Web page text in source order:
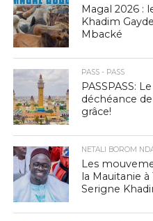
Magal 2026 :
Khadim
Mbacké
PASS - PASS
PASSPASS:
déchéance
grâce!
NETALI BOROM
Les
la Mauitanie
Serigne